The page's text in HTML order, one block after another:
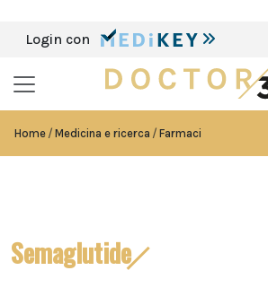
Login con
Home Medicina e ricerca Farmaci
Semaglutide